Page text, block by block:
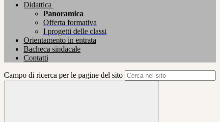
Didattica
Panoramica
Offerta formativa
I progetti delle classi
Orientamento in entrata
Bacheca sindacale
Contatti
Campo di ricerca per le pagine del sito